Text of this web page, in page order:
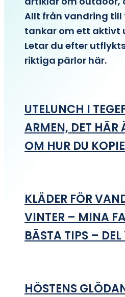
Allt från vandring till
tankar om ett aktivt
Letar du efter
riktiga pärlor här.
UTELUNCH I
ARMEN, DET
OM HUR DU
KLÄDER FÖR
VINTER – MINA
BÄSTA TIPS – DEL
HÖSTENS